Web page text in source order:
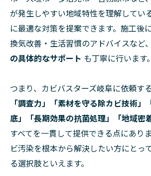
が発生しやすい地域特性を理解してい
に最適な対策を提案できます。施工後
換気改善・生活習慣のアドバイスなど、
の具体的なサポート も丁寧に行います。
つまり、カビバスターズ岐阜に依頼す
「調査力」「素材を守る除カビ技術」
底」「長期効果の抗菌処理」「地域密
すべてを一貫して提供できる点にあり
ビ汚染を根本から解決したい方にとっ
る選択肢といえます。